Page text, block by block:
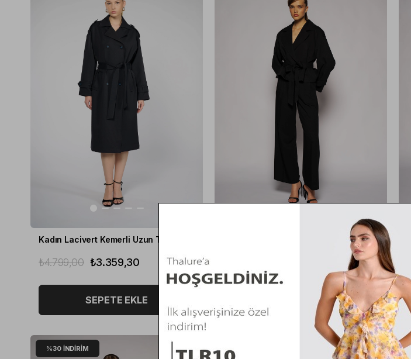
Kadın Lacivert Kemerli Uzun Trençkot
₺3.359,30
₺4.799,00
SEPETE EKLE
Kadın Siyah Kuşaklı Kısa Trençkot
SEPETE EKLE
%30 İNDIRIM